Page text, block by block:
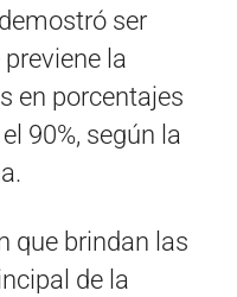
ser
la
en porcentajes
90%, según la
que brindan las
de la